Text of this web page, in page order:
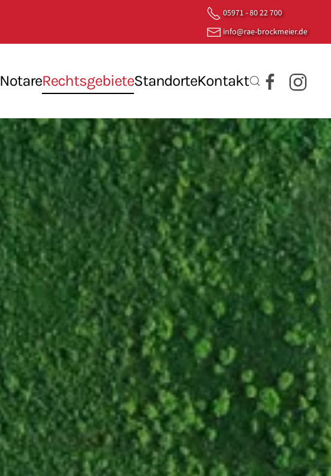
05971 - 80 22 700
info@rae-brockmeier.de
NotareRechtsgebieteStandorteKontakt